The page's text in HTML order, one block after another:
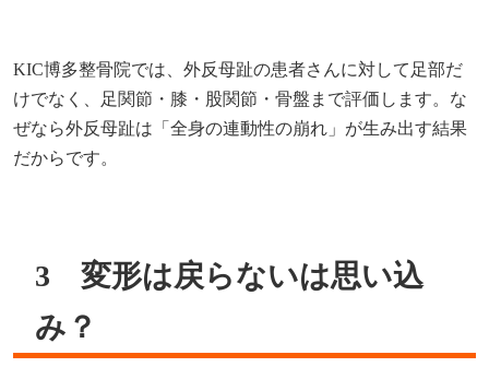
KIC博多整骨院では、外反母趾の患者さんに対して足部だ
けでなく、足関節・膝・股関節・骨盤まで評価します。な
ぜなら外反母趾は「全身の連動性の崩れ」が生み出す結果
だからです。
3 変形は戻らないは思い込
み？